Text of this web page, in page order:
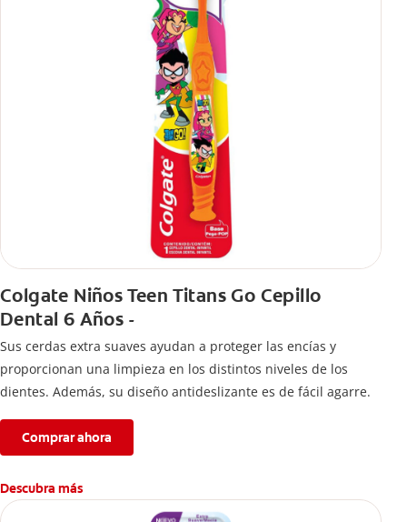
Colgate Niños Teen Titans Go Cepillo
Dental 6 Años -
Sus cerdas extra suaves ayudan a proteger las encías y
proporcionan una limpieza en los distintos niveles de los
dientes. Además, su diseño antideslizante es de fácil agarre.
Comprar ahora
Descubra más